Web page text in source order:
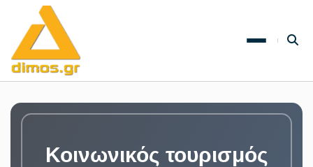
Κοινωνικός τουρισμός